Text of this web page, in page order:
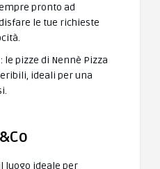
pronto ad
le tue richieste
pizze di Nennè Pizza
ideali per una
luogo ideale per